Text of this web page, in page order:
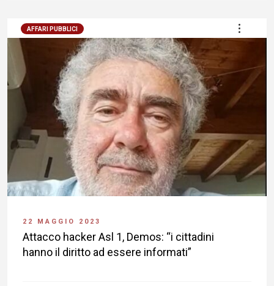
AFFARI PUBBLICI
22 MAGGIO 2023
Attacco hacker Asl 1, Demos: “i cittadini
hanno il diritto ad essere informati”